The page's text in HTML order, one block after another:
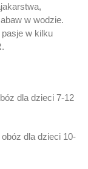
w wodzie.
pasje w kilku
dla dzieci 7-12
dla dzieci 10-